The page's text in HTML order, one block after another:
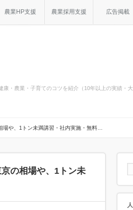
農業HP支援 農業採用支援 広告掲載
・農業・子育てのコツを紹介（10年以上の実績
場や、1トン未満講習・社内実施・無料…
の相場や、1トン未